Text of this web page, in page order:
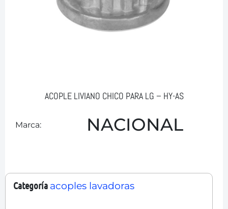
ACOPLE LIVIANO CHICO PARA LG – HY-AS
Marca: NACIONAL
Categoría acoples lavadoras